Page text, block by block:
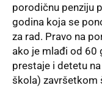
porodičnu penziju
godina koja se
za rad. Pravo na
ako je mlađi od 60
prestaje i detetu
škola) završetkom